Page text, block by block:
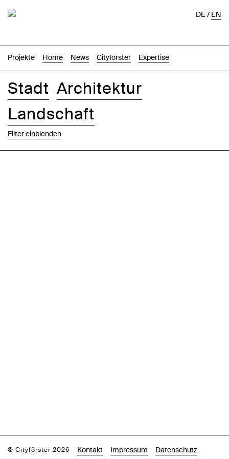
Projekte Home News Cityförster Expertise
DE/EN
Stadt Architektur
Landschaft
Filter einblenden
© Cityförster 2026 Kontakt Impressum Datenschutz